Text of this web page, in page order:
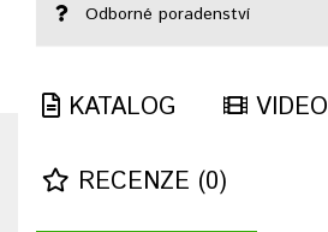
Odborné poradenství
KATALOG VIDEO
RECENZE (0)